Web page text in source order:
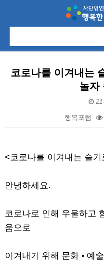
코로나를 이겨내는
놀자
행복포럼
<코로나를 이겨내는 슬
안녕하세요.
코로나로 인해 우울하고
움으로
이겨내기 위해 문화 • 예